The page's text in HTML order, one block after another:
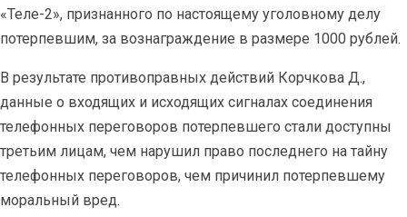
«Теле-2», признанного по настоящему уголовному делу
потерпевшим, за вознаграждение в размере 1000 рублей.
В результате противоправных действий Корчкова Д.,
данные о входящих и исходящих сигналах соединения
телефонных переговоров потерпевшего стали доступны
третьим лицам, чем нарушил право последнего на тайну
телефонных переговоров, чем причинил потерпевшему
моральный вред.